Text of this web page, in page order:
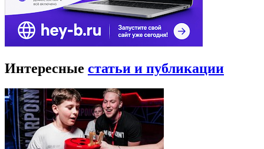
Интересные статьи и публикации